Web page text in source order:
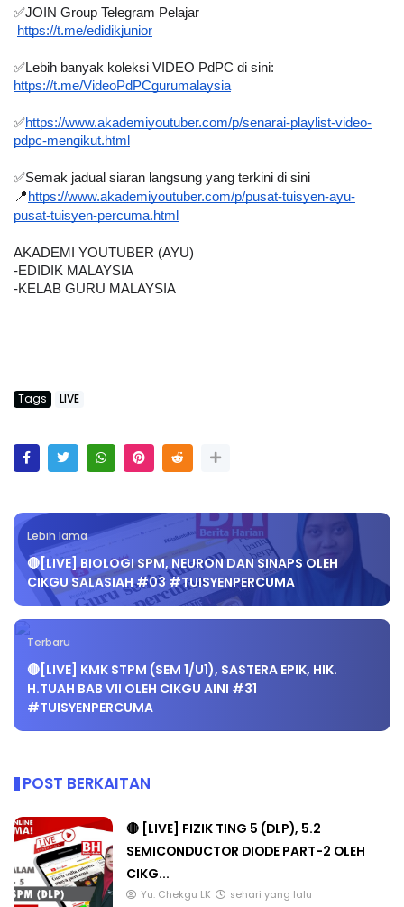
✅JOIN Group Telegram Pelajar
https://t.me/edidikjunior
✅Lebih banyak koleksi VIDEO PdPC di sini:
https://t.me/VideoPdPCgurumalaysia
✅https://www.akademiyoutuber.com/p/senarai-playlist-video-
pdpc-mengikut.html
✅Semak jadual siaran langsung yang terkini di sini
📍 https://www.akademiyoutuber.com/p/pusat-tuisyen-ayu-
pusat-tuisyen-percuma.html
AKADEMI YOUTUBER (AYU)
-EDIDIK MALAYSIA
-KELAB GURU MALAYSIA
Tags LIVE
Lebih lama
🔴[LIVE] BIOLOGI SPM, NEURON DAN SINAPS OLEH
CIKGU SALASIAH #03 #TUISYENPERCUMA
Terbaru
🔴[LIVE] KMK STPM (SEM 1/U1), SASTERA EPIK, HIK.
H.TUAH BAB VII OLEH CIKGU AINI #31
#TUISYENPERCUMA
POST BERKAITAN
🔴 [LIVE] FIZIK TING 5 (DLP), 5.2
SEMICONDUCTOR DIODE PART-2 OLEH
CIKG...
Yu. Chekgu LK sehari yang lalu